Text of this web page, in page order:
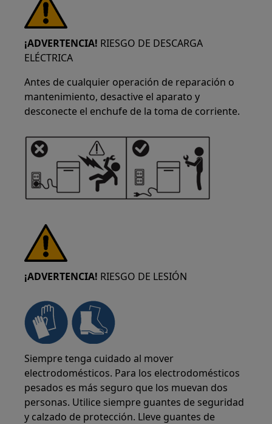
¡ADVERTENCIA! RIESGO DE DESCARGA
ELÉCTRICA
Antes de cualquier operación de reparación o
mantenimiento, desactive el aparato y
desconecte el enchufe de la toma de corriente.
¡ADVERTENCIA! RIESGO DE LESIÓN
Siempre tenga cuidado al mover
electrodomésticos. Para los electrodomésticos
pesados es más seguro que los muevan dos
personas. Utilice siempre guantes de seguridad
y calzado de protección. Lleve guantes de